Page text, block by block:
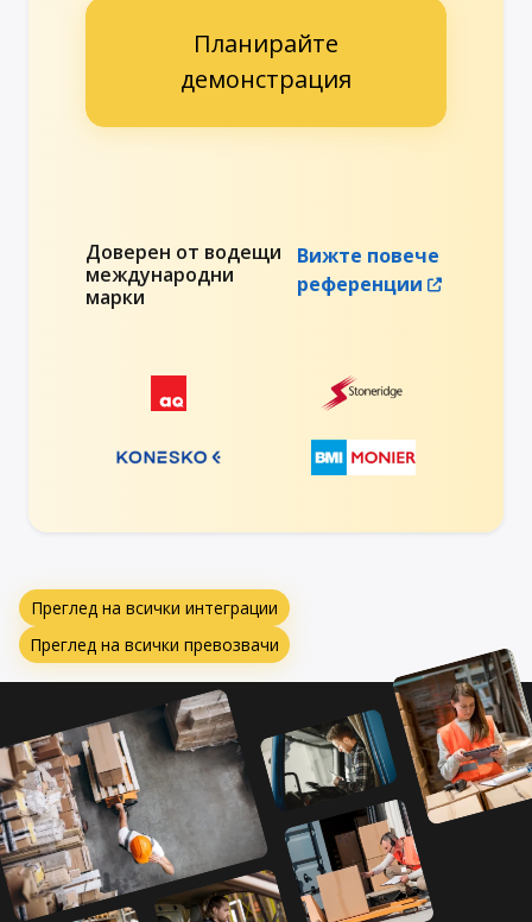
Планирайте
демонстрация
Доверен от водещи
международни
марки
Вижте повече
референции
Преглед на всички интеграции
Преглед на всички превозвачи